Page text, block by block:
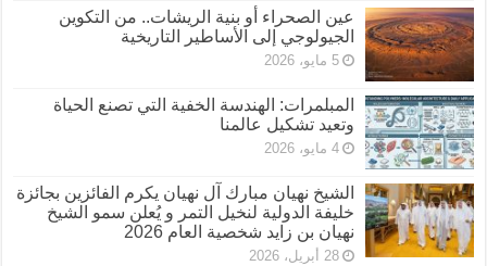
عين الصحراء أو بنية الريشات.. من التكوين
الجيولوجي إلى الأساطير التاريخية
5 مايو، 2026
المبلمرات: الهندسة الخفية التي تصنع الحياة
وتعيد تشكيل عالمنا
4 مايو، 2026
الشيخ نهيان مبارك آل نهيان يكرم الفائزين بجائزة
خليفة الدولية لنخيل التمر و يُعلن سمو الشيخ
نهيان بن زايد شخصية العام 2026
28 أبريل، 2026